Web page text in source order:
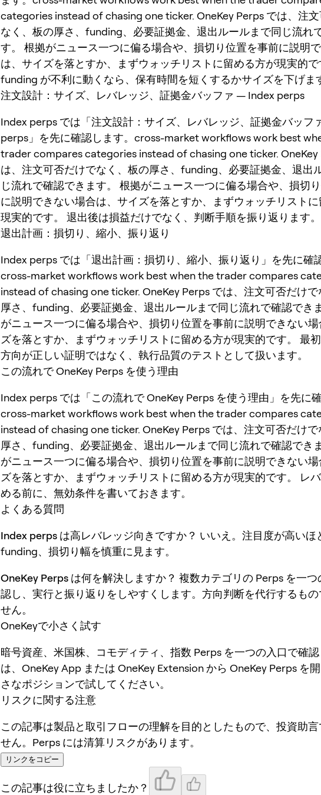
categories instead of chasing one ticker. OneKey Perps では、注
なく、板の厚さ、funding、必要証拠金、退出ルールまで同じ流れ
す。 根拠がニュース一つに偏る場合や、損切り位置を事前に説明
は、サイズを落とすか、まずウォッチリストに留める方が現実的で
funding が不利に動くなら、保有時間を短くするかサイズを下げま
注文設計：サイズ、レバレッジ、証拠金バッファ — Index perps
Index perps では「注文設計：サイズ、レバレッジ、証拠金バッフ
perps」を先に確認します。cross-market workflows work best
trader compares categories instead of chasing one ticker. OneKey
は、注文可否だけでなく、板の厚さ、funding、必要証拠金、退出
じ流れで確認できます。 根拠がニュース一つに偏る場合や、損切
に説明できない場合は、サイズを落とすか、まずウォッチリスト
現実的です。 退出後は損益だけでなく、判断手順を振り返ります。
退出計画：損切り、縮小、振り返り
Index perps では「退出計画：損切り、縮小、振り返り」を先に確
cross-market workflows work best when the trader compares
instead of chasing one ticker. OneKey Perps では、注文可否だけ
厚さ、funding、必要証拠金、退出ルールまで同じ流れで確認でき
がニュース一つに偏る場合や、損切り位置を事前に説明できない場
ズを落とすか、まずウォッチリストに留める方が現実的です。 最初
方向が正しい証明ではなく、執行品質のテストとして扱います。
この流れで OneKey Perps を使う理由
Index perps では「この流れで OneKey Perps を使う理由」を先に確
cross-market workflows work best when the trader compares
instead of chasing one ticker. OneKey Perps では、注文可否だけ
厚さ、funding、必要証拠金、退出ルールまで同じ流れで確認でき
がニュース一つに偏る場合や、損切り位置を事前に説明できない場
ズを落とすか、まずウォッチリストに留める方が現実的です。 レ
める前に、無効条件を書いておきます。
よくある質問
Index perps は高レバレッジ向きですか？ いいえ。注目度が高いほ
funding、損切り幅を慎重に見ます。
OneKey Perps は何を解決しますか？ 複数カテゴリの Perps を一つ
認し、実行と振り返りをしやすくします。方向判断を代行するもの
せん。
OneKeyで小さく試す
暗号資産、米国株、コモディティ、指数 Perps を一つの入口で確
は、OneKey App または OneKey Extension から OneKey Perps を
さなポジションで試してください。
リスクに関する注意
この記事は製品と取引フローの理解を目的としたもので、投資助言
せん。Perps には清算リスクがあります。
リンクをコピー
この記事は役に立ちましたか？